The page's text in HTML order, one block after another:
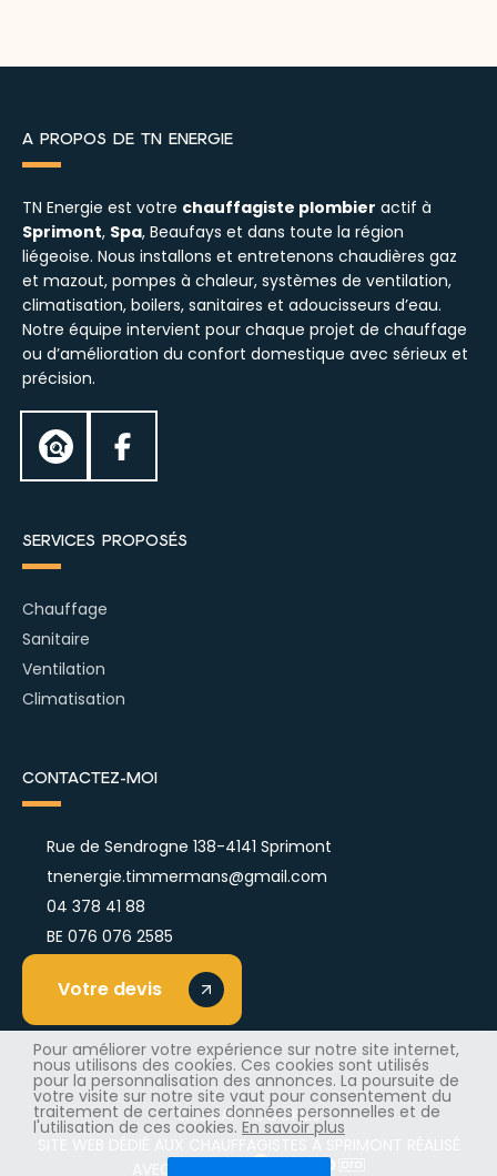
A propos de TN Energie
TN Energie est votre chauffagiste plombier actif à
Sprimont, Spa, Beaufays et dans toute la région
liégeoise. Nous installons et entretenons chaudières gaz
et mazout, pompes à chaleur, systèmes de ventilation,
climatisation, boilers, sanitaires et adoucisseurs d’eau.
Notre équipe intervient pour chaque projet de chauffage
ou d’amélioration du confort domestique avec sérieux et
précision.
Services proposés
Chauffage
Sanitaire
Ventilation
Climatisation
Contactez-moi
Rue de Sendrogne 138-4141 Sprimont
tnenergie.timmermans@gmail.com
04 378 41 88
BE 076 076 2585
Votre devis
SITEMAP|COOKIES
Pour améliorer votre expérience sur notre site internet,
nous utilisons des cookies. Ces cookies sont utilisés
pour la personnalisation des annonces. La poursuite de
votre visite sur notre site vaut pour consentement du
traitement de certaines données personnelles et de
l'utilisation de ces cookies. En savoir plus